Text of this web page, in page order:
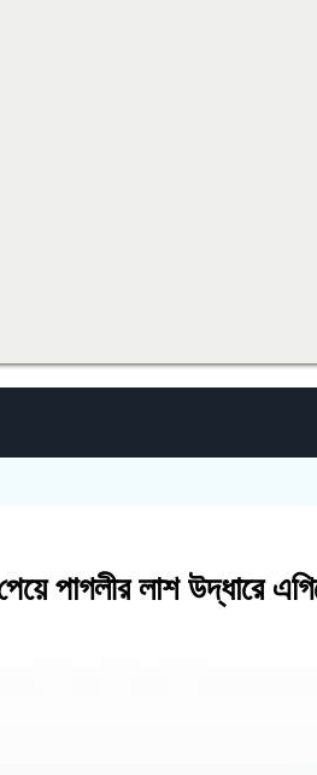
পাগলীর লাশ উদ্ধারে